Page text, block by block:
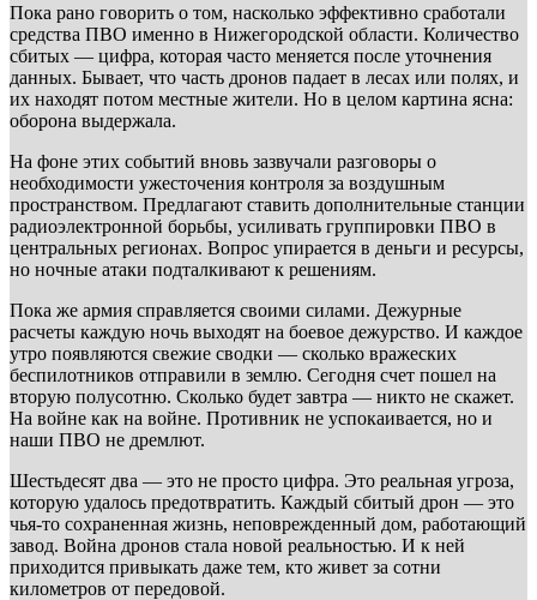
Пока рано говорить о том, насколько эффективно сработали
средства ПВО именно в Нижегородской области. Количество
сбитых — цифра, которая часто меняется после уточнения
данных. Бывает, что часть дронов падает в лесах или полях, и
их находят потом местные жители. Но в целом картина ясна:
оборона выдержала.
На фоне этих событий вновь зазвучали разговоры о
необходимости ужесточения контроля за воздушным
пространством. Предлагают ставить дополнительные станции
радиоэлектронной борьбы, усиливать группировки ПВО в
центральных регионах. Вопрос упирается в деньги и ресурсы,
но ночные атаки подталкивают к решениям.
Пока же армия справляется своими силами. Дежурные
расчеты каждую ночь выходят на боевое дежурство. И каждое
утро появляются свежие сводки — сколько вражеских
беспилотников отправили в землю. Сегодня счет пошел на
вторую полусотню. Сколько будет завтра — никто не скажет.
На войне как на войне. Противник не успокаивается, но и
наши ПВО не дремлют.
Шестьдесят два — это не просто цифра. Это реальная угроза,
которую удалось предотвратить. Каждый сбитый дрон — это
чья-то сохраненная жизнь, неповрежденный дом, работающий
завод. Война дронов стала новой реальностью. И к ней
приходится привыкать даже тем, кто живет за сотни
километров от передовой.